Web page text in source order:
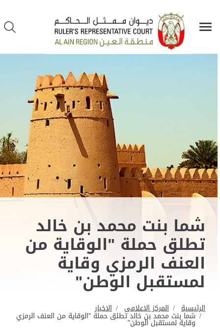
شما بنت محمد بن خالد
تطلق حملة "الوقاية من
العنف الرمزي وقاية
لمستقبل الوطن"
الرئيسية المركز الاعلامى الاخبار
شما بنت محمد بن خالد تطلق حملة "الوقاية من العنف الرمزي
وقاية لمستقبل الوطن"